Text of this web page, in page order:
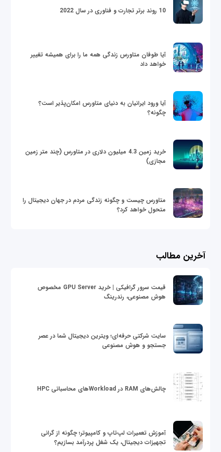
10 روند برتر تجارت و فناوری در سال 2022
آیا طوفان متاورس زندگی همه ما را برای همیشه تغییر
خواهد داد
آیا ورود ایرانیان به دنیای متاورس امکان‌پذیر است؟
چگونه؟
خرید زمین 4.3 میلیون دلاری در متاورس (چند متر زمین
مجازی)
متاورس چیست و چگونه زندگی مردم در جهان دیجیتال را
متحول خواهد کرد؟
آخرین مطالب
قیمت سرور گرافیکی | خرید GPU Server مخصوص
هوش مصنوعی، رندرینگ
سایت شرکتی حرفه‌ای؛ ویترین دیجیتال شما در عصر
جستجو و هوش مصنوعی
چالش‌های RAM در Workloadهای محاسباتی HPC
آموزش تعمیرات لپ‌تاپ و کامپیوتر؛ چگونه از گرانی
تجهیزات دیجیتال، یک شغل پردرآمد بسازیم؟